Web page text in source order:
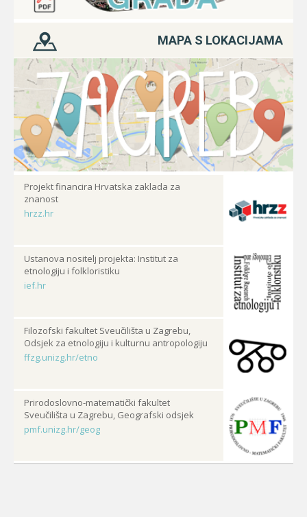
MAPA S LOKACIJAMA
Projekt financira Hrvatska zaklada za
znanost
hrzz.hr
Ustanova nositelj projekta: Institut za
etnologiju i folkloristiku
ief.hr
Filozofski fakultet Sveučilišta u Zagrebu,
Odsjek za etnologiju i kulturnu antropologiju
ffzg.unizg.hr/etno
Prirodoslovno-matematički fakultet
Sveučilišta u Zagrebu, Geografski odsjek
pmf.unizg.hr/geog